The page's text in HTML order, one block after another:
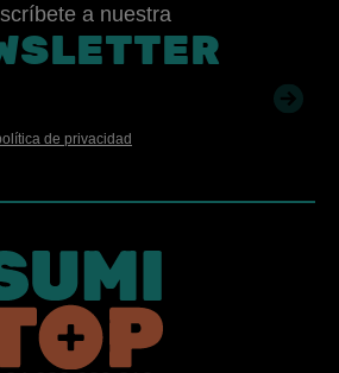
a nuestra
de privacidad